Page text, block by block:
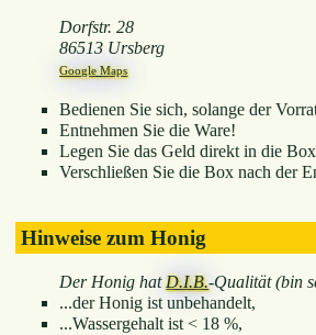
Dorfstr. 28
86513 Ursberg
Google Maps
Bedienen Sie sich, solange der
Entnehmen Sie die Ware!
Legen Sie das Geld direkt in die
Verschließen Sie die Box nach der
Hinweise zum Honig
Der Honig hatD.I.B.-Qualität (bin
...der Honig ist unbehandelt,
...Wassergehalt ist < 18 %,